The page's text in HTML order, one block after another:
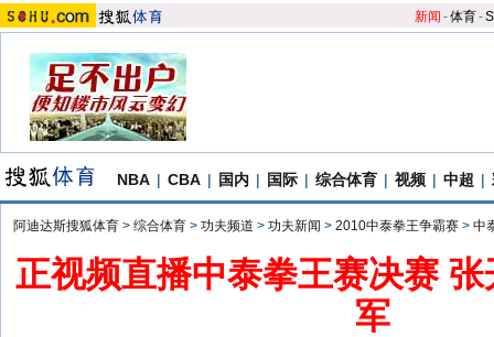
新闻 -体育-S
NBA | CBA | 国内 | 国际 | 综合体育 | 视频 | 中超 |
阿迪达斯搜狐体育 > 综合体育 > 功夫频道 > 功夫新闻 > 2010中泰拳王争霸赛 > 中
正视频直播中泰拳王赛决赛
军